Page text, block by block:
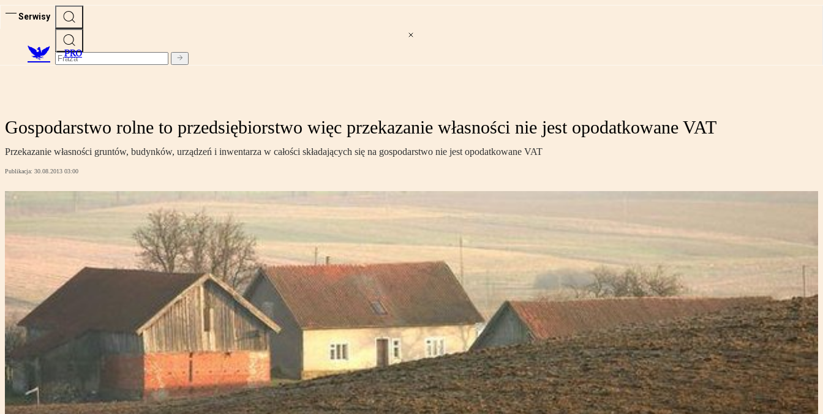
Serwisy
PRO
Gospodarstwo rolne to przedsiębiorstwo więc przekazanie własności nie jest opodatkowane VAT
Przekazanie własności gruntów, budynków, urządzeń i inwentarza w całości składających się na gospodarstwo nie jest opodatkowane VAT
Publikacja: 30.08.2013 03:00